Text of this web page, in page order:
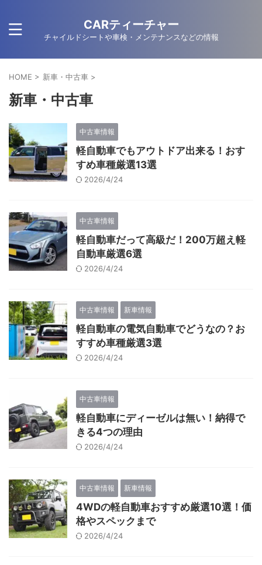
CARティーチャー
チャイルドシートや車検・メンテナンスなどの情報
HOME > 新車・中古車 >
新車・中古車
中古車情報
軽自動車でもアウトドア出来る！おす
すめ車種厳選13選
2026/4/24
中古車情報
軽自動車だって高級だ！200万超え軽
自動車厳選6選
2026/4/24
中古車情報 新車情報
軽自動車の電気自動車でどうなの？お
すすめ車種厳選3選
2026/4/24
中古車情報
軽自動車にディーゼルは無い！納得で
きる4つの理由
2026/4/24
中古車情報 新車情報
4WDの軽自動車おすすめ厳選10選！価
格やスペックまで
2026/4/24